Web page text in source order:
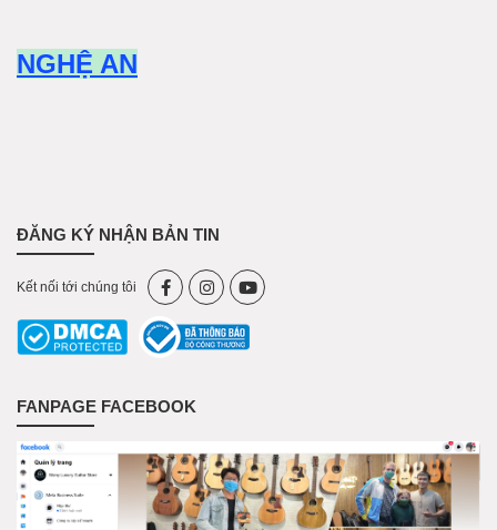
NGHỆ AN
ĐĂNG KÝ NHẬN BẢN TIN
Kết nối tới chúng tôi
FANPAGE FACEBOOK